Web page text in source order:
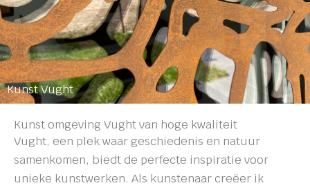
Kunst Vught
Kunst omgeving Vught van hoge kwaliteit
Vught, een plek waar geschiedenis en natuur
samenkomen, biedt de perfecte inspiratie voor
unieke kunstwerken. Als kunstenaar creëer ik